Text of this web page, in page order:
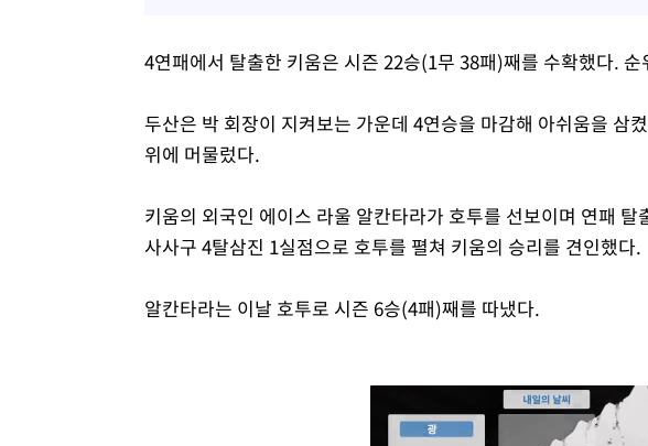
4연패에서 탈출한 키움은 시즌 22승(1무 38패)째를 수확했다.
두산은 박 회장이 지켜보는 가운데 4연승을 마감해 아쉬움을 삼
위에 머물렀다.
키움의 외국인 에이스 라울 알칸타라가 호투를 선보이며 연패
사사구 4탈삼진 1실점으로 호투를 펼쳐 키움의 승리를 견인했다.
알칸타라는 이날 호투로 시즌 6승(4패)째를 따냈다.